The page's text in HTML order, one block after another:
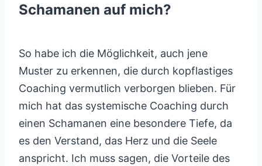
Schamanen auf mich?
So habe ich die Möglichkeit, auch jene
Muster zu erkennen, die durch kopflastiges
Coaching vermutlich verborgen blieben. Für
mich hat das systemische Coaching durch
einen Schamanen eine besondere Tiefe, da
es den Verstand, das Herz und die Seele
anspricht. Ich muss sagen, die Vorteile des